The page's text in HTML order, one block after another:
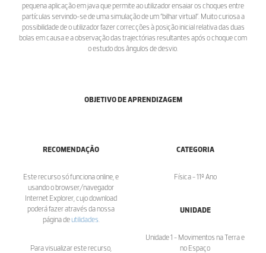
pequena aplicação em java que permite ao utilizador ensaiar os choques entre
partículas servindo-se de uma simulação de um “bilhar virtual”. Muito curiosa a
possibilidade de o utilizador fazer correcções à posição inicial relativa das duas
bolas em causa e a observação das trajectórias resultantes após o choque com
o estudo dos ângulos de desvio.
OBJETIVO DE APRENDIZAGEM
RECOMENDAÇÃO
Este recurso só funciona online, e
usando o browser/navegador
Internet Explorer, cujo download
poderá fazer através da nossa
página deutilidades
Para visualizar este recurso,
CATEGORIA
Física - 11º Ano
UNIDADE
Unidade 1 - Movimentos na Terra e
no Espaço